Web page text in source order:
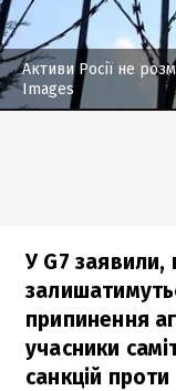
Активи Росії не
Images
У G7 заявили,
припинення
учасники
санкцій проти